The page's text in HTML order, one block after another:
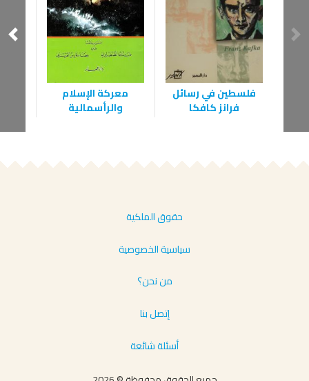
فلسطين في رسائل
فرانز كافكا
معركة الإسلام
والرأسمالية
حقوق الملكية
سياسية الخصوصية
من نحن؟
إتصل بنا
أسئلة شائعة